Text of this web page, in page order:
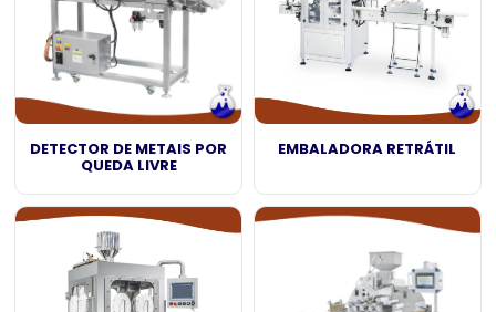
DETECTOR DE METAIS POR
QUEDA LIVRE
EMBALADORA RETRÁTIL